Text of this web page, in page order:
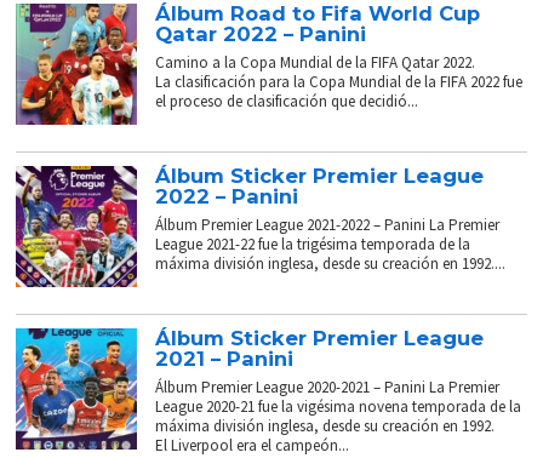
Álbum Road to Fifa World Cup
Qatar 2022 – Panini
Camino a la Copa Mundial de la FIFA Qatar 2022.
La clasificación para la Copa Mundial de la FIFA 2022 fue
el proceso de clasificación que decidió...
Álbum Sticker Premier League
2022 – Panini
Álbum Premier League 2021-2022 – Panini La Premier
League 2021-22 fue la trigésima temporada de la
máxima división inglesa, desde su creación en 1992....
Álbum Sticker Premier League
2021 – Panini
Álbum Premier League 2020-2021 – Panini La Premier
League 2020-21 fue la vigésima novena temporada de la
máxima división inglesa, desde su creación en 1992.
El Liverpool era el campeón...